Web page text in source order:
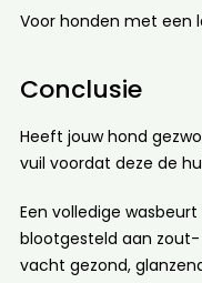
Voor honden met een
Conclusie
Heeft jouw hond
vuil voordat deze de
Een volledige
blootgesteld aan
vacht gezond,